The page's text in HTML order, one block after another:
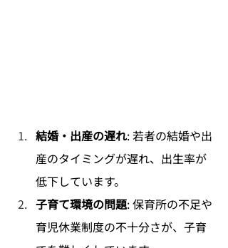
結婚・出産の遅れ: 若者の結婚や出
産のタイミングが遅れ、出生率が
低下しています。
子育て環境の問題: 保育所の不足や
育児休業制度の不十分さが、子育